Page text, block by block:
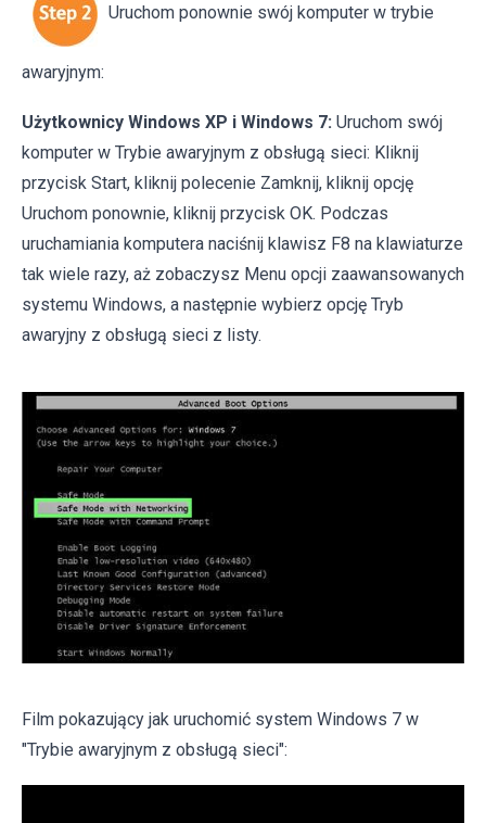
Uruchom ponownie swój komputer w trybie
awaryjnym:
Użytkownicy Windows XP i Windows 7: Uruchom swój
komputer w Trybie awaryjnym z obsługą sieci: Kliknij
przycisk Start, kliknij polecenie Zamknij, kliknij opcję
Uruchom ponownie, kliknij przycisk OK. Podczas
uruchamiania komputera naciśnij klawisz F8 na klawiaturze
tak wiele razy, aż zobaczysz Menu opcji zaawansowanych
systemu Windows, a następnie wybierz opcję Tryb
awaryjny z obsługą sieci z listy.
Film pokazujący jak uruchomić system Windows 7 w
"Trybie awaryjnym z obsługą sieci":